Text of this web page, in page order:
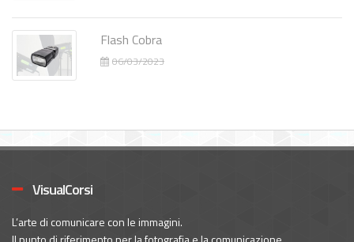
Flash Cobra
06/03/2023
VisualCorsi
L’arte di comunicare con le immagini.